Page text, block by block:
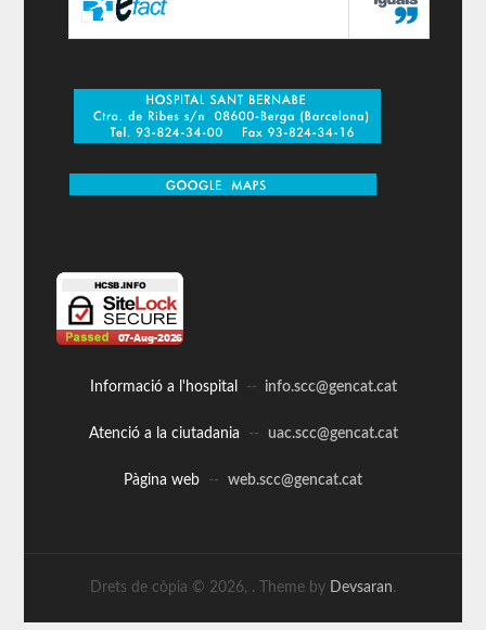
Informació a l'hospital -- info.scc@gencat.cat
Atenció a la ciutadania -- uac.scc@gencat.cat
Pàgina web -- web.scc@gencat.cat
Drets de còpia © 2026, . Theme by Devsaran.